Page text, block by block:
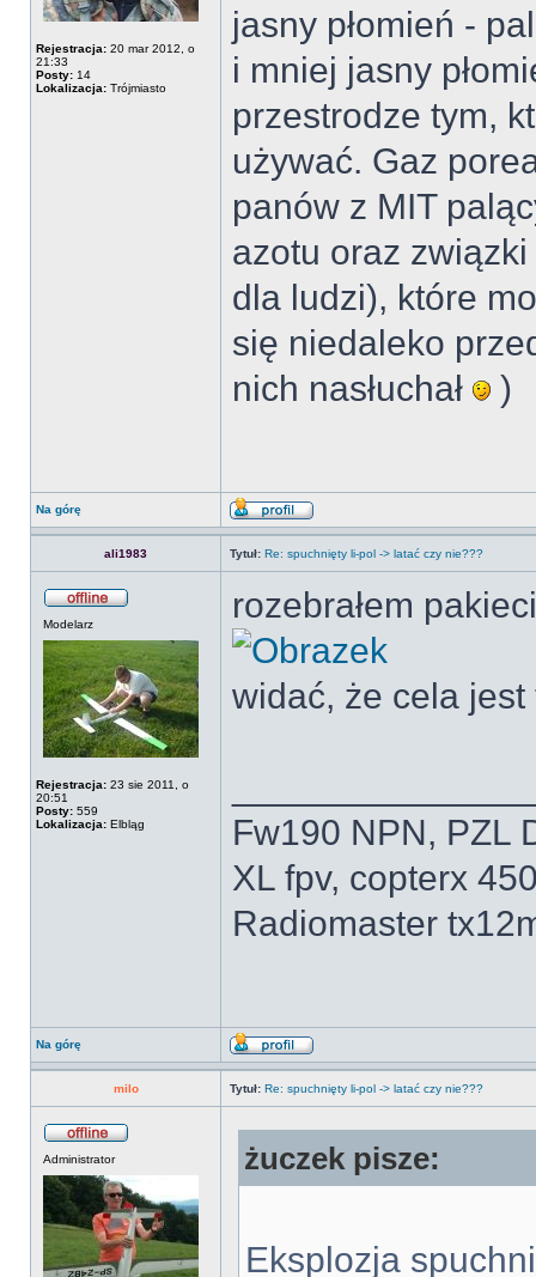
Rejestracja: 20 mar 2012, o
21:33
Posty: 14
Lokalizacja: Trójmiasto
jasny płomień -
i mniej jasny
przestrodze tym,
używać. Gaz
panów z MIT
azotu oraz
dla ludzi), które
się niedaleko
nich nasłuchał
)
Na górę
ali1983 Tytuł: Re: spuchnięty li-pol -> latać czy nie???
Modelarz
Rejestracja: 23 sie 2011, o
20:51
Posty: 559
Lokalizacja: Elbląg
rozebrałem
widać, że cela
Fw190 NPN, PZL
XL fpv, copterx
Radiomaster
Na górę
milo Tytuł: Re: spuchnięty li-pol -> latać czy nie???
Administrator żuczek pisze:
Eksplozja